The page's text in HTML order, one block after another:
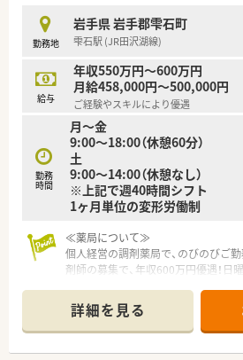
勤務地
岩手県 岩手郡雫石町
雫石駅 (JR田沢湖線)
給与
年収550万円～600万円
月給458,000円～500,000円
ご経験やスキルにより優遇
勤務
時間
月～金
9:00～18:00（休憩60分）
土
9:00～14:00（休憩なし）
※上記で週40時間シフト
1ヶ月単位の変形労働制
≪薬局について≫
個人経営の調剤薬局で、のびのびご
剤師の募集で、年収600万円優遇！日
で、ご安心下さいませ。
詳細を見る